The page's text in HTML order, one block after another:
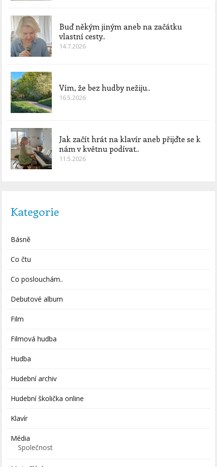
Buď někým jiným aneb na začátku
vlastní cesty..
14.7.2026
Vím, že bez hudby nežiju..
16.5.2026
Jak začít hrát na klavír aneb přijďte se k
nám v květnu podívat..
11.5.2026
Kategorie
Básně
Co čtu
Co poslouchám..
Debutové album
Film
Filmová hudba
Hudba
Hudební archiv
Hudební školička online
Klavír
Média
Společnost